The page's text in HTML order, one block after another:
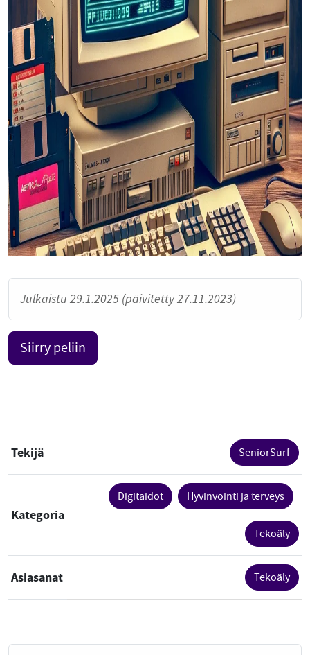
Julkaistu 29.1.2025 (päivitetty 27.11.2023)
Siirry peliin
Tekijä SeniorSurf
Kategoria
Digitaidot Hyvinvointi ja terveys
Tekoäly
Asiasanat Tekoäly